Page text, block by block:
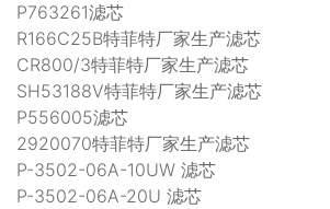
P763261滤芯
R166C25B特菲特厂家生产滤芯
CR800/3特菲特厂家生产滤芯
SH53188V特菲特厂家生产滤芯
P556005滤芯
2920070特菲特厂家生产滤芯
P-3502-06A-10UW 滤芯
P-3502-06A-20U 滤芯